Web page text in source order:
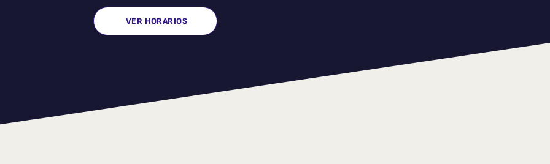
VER HORARIOS